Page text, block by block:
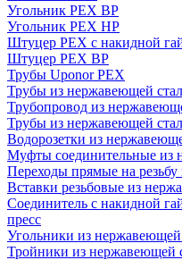
Угольник PEX ВР
Угольник PEX НР
Штуцер PEX c накидной
Штуцер PEX ВР
Трубы Uponor PEX
Трубы из нержавеющей
Трубопровод из
Трубы из нержавеющей
Водорозетки из
Муфты соединительные из
Переходы прямые на
Вставки резьбовые из
Соединитель с накидной
пресс
Угольники из нержавеющей
Тройники из нержавеющей